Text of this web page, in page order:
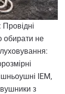
обирати не
IEM,
з